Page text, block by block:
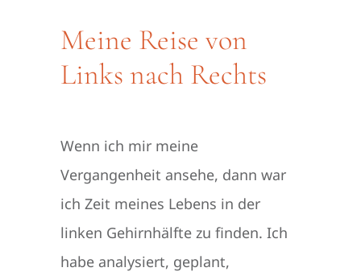
Meine Reise von
Links nach Rechts
Wenn ich mir meine
Vergangenheit ansehe, dann war
ich Zeit meines Lebens in der
linken Gehirnhälfte zu finden. Ich
habe analysiert, geplant,